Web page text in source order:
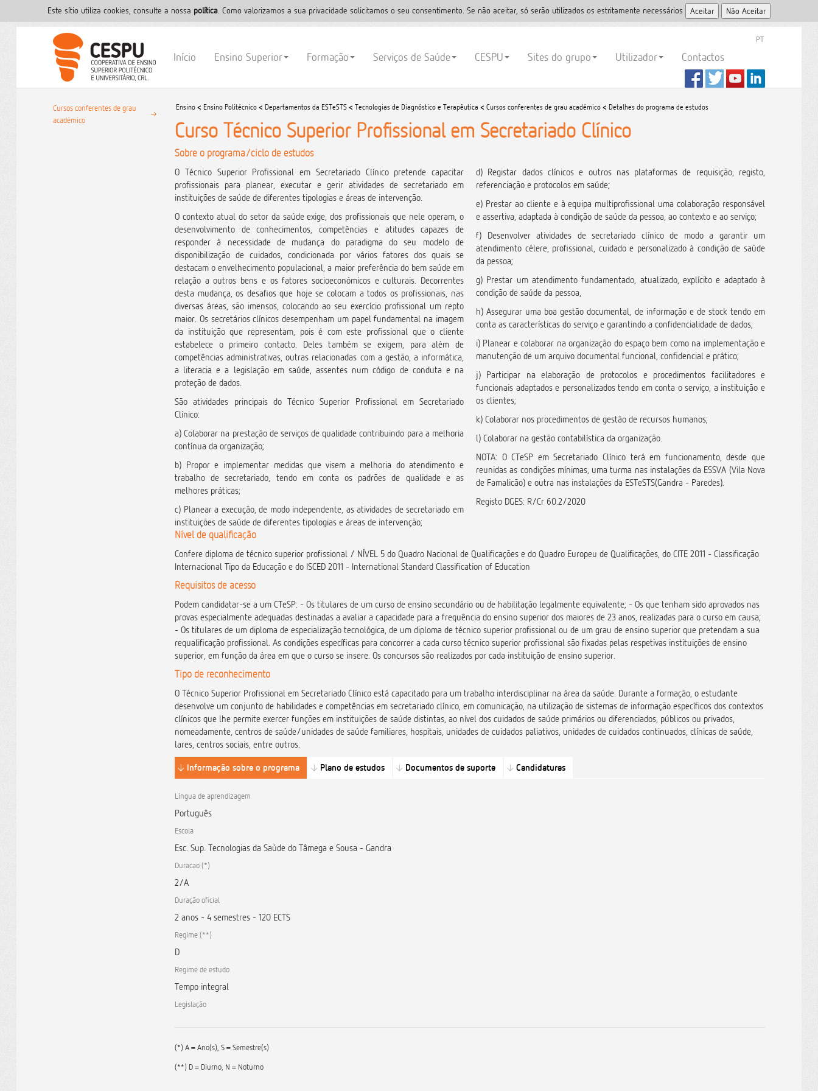
Este sítio utiliza cookies, consulte a nossa polí­tica . Como valorizamos a sua privacidade solicitamos o seu consentimento. Se não aceitar, só serão utilizados os estritamente necessários
PT
Início Ensino Superior Formação Serviços de Saúde CESPU Sites do grupo Utilizador Contactos
Cursos conferentes de grau
académico
Ensino < Ensino Politécnico < Departamentos da ESTeSTS < Tecnologias de Diagnóstico e Terapêutica < Cursos conferentes de grau académico < Detalhes do programa de estudos
Curso Técnico Superior Profissional em Secretariado Clínico
Sobre o programa/ciclo de estudos
O Técnico Superior Profissional em Secretariado Clínico pretende capacitar
profissionais para planear, executar e gerir atividades de secretariado em
instituições de saúde de diferentes tipologias e áreas de intervenção.
O contexto atual do setor da saúde exige, dos profissionais que nele operam, o
desenvolvimento de conhecimentos, competências e atitudes capazes de
responder à necessidade de mudança do paradigma do seu modelo de
disponibilização de cuidados, condicionada por vários fatores dos quais se
destacam o envelhecimento populacional, a maior preferência do bem saúde em
relação a outros bens e os fatores socioeconómicos e culturais. Decorrentes
desta mudança, os desafios que hoje se colocam a todos os profissionais, nas
diversas áreas, são imensos, colocando ao seu exercício profissional um repto
maior. Os secretários clínicos desempenham um papel fundamental na imagem
da instituição que representam, pois é com este profissional que o cliente
estabelece o primeiro contacto. Deles também se exigem, para além de
competências administrativas, outras relacionadas com a gestão, a informática,
a literacia e a legislação em saúde, assentes num código de conduta e na
proteção de dados.
São atividades principais do Técnico Superior Profissional em Secretariado
Clínico:
a) Colaborar na prestação de serviços de qualidade contribuindo para a melhoria
contínua da organização;
b) Propor e implementar medidas que visem a melhoria do atendimento e
trabalho de secretariado, tendo em conta os padrões de qualidade e as
melhores práticas;
c) Planear a execução, de modo independente, as atividades de secretariado em
instituições de saúde de diferentes tipologias e áreas de intervenção;
d) Registar dados clínicos e outros nas plataformas de requisição, registo,
referenciação e protocolos em saúde;
e) Prestar ao cliente e à equipa multiprofissional uma colaboração responsável
e assertiva, adaptada à condição de saúde da pessoa, ao contexto e ao serviço;
f) Desenvolver atividades de secretariado clínico de modo a garantir um
atendimento célere, profissional, cuidado e personalizado à condição de saúde
da pessoa;
g) Prestar um atendimento fundamentado, atualizado, explícito e adaptado à
condição de saúde da pessoa,
h) Assegurar uma boa gestão documental, de informação e de stock tendo em
conta as características do serviço e garantindo a confidencialidade de dados;
i) Planear e colaborar na organização do espaço bem como na implementação e
manutenção de um arquivo documental funcional, confidencial e prático;
j) Participar na elaboração de protocolos e procedimentos facilitadores e
funcionais adaptados e personalizados tendo em conta o serviço, a instituição e
os clientes;
k) Colaborar nos procedimentos de gestão de recursos humanos;
l) Colaborar na gestão contabilística da organização.
NOTA: O CTeSP em Secretariado Clínico terá em funcionamento, desde que
reunidas as condições mínimas, uma turma nas instalações da ESSVA (Vila Nova
de Famalicão) e outra nas instalações da ESTeSTS(Gandra - Paredes).
Registo DGES: R/Cr 60.2/2020
Nível de qualificação
Confere diploma de técnico superior profissional / NÍVEL 5 do Quadro Nacional de Qualificações e do Quadro Europeu de Qualificações, do CITE 2011 - Classificação
Internacional Tipo da Educação e do ISCED 2011 - International Standard Classification of Education
Requisitos de acesso
Podem candidatar-se a um CTeSP: - Os titulares de um curso de ensino secundário ou de habilitação legalmente equivalente; - Os que tenham sido aprovados nas
provas especialmente adequadas destinadas a avaliar a capacidade para a frequência do ensino superior dos maiores de 23 anos, realizadas para o curso em causa;
- Os titulares de um diploma de especialização tecnológica, de um diploma de técnico superior profissional ou de um grau de ensino superior que pretendam a sua
requalificação profissional. As condições específicas para concorrer a cada curso técnico superior profissional são fixadas pelas respetivas instituições de ensino
superior, em função da área em que o curso se insere. Os concursos são realizados por cada instituição de ensino superior.
Tipo de reconhecimento
O Técnico Superior Profissional em Secretariado Clínico está capacitado para um trabalho interdisciplinar na área da saúde. Durante a formação, o estudante
desenvolve um conjunto de habilidades e competências em secretariado clínico, em comunicação, na utilização de sistemas de informação específicos dos contextos
clínicos que lhe permite exercer funções em instituições de saúde distintas, ao nível dos cuidados de saúde primários ou diferenciados, públicos ou privados,
nomeadamente, centros de saúde/unidades de saúde familiares, hospitais, unidades de cuidados paliativos, unidades de cuidados continuados, clínicas de saúde,
lares, centros sociais, entre outros.
Informação sobre o programa
Plano de estudos Documentos de suporte Candidaturas
Língua de aprendizagem
Português
Escola
Esc. Sup. Tecnologias da Saúde do Tâmega e Sousa - Gandra
Duracao (*)
2/A
Duração oficial
2 anos - 4 semestres - 120 ECTS
Regime (**)
D
Regime de estudo
Tempo integral
Legislação
(*) A = Ano(s), S = Semestre(s)
(**) D = Diurno, N = Noturno